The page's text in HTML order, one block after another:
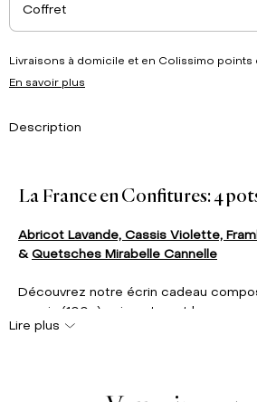
Coffret
Livraisons à domicile et en Colissimo points
En savoir plus
Description
La France en Confitures: 4
Abricot Lavande, Cassis Violette,
&Quetsches Mirabelle Cannelle
Découvrez notre écrin cadeau
exquis (100g) qui capturent les
France. Ce coffret est une invitation à
Lire plus